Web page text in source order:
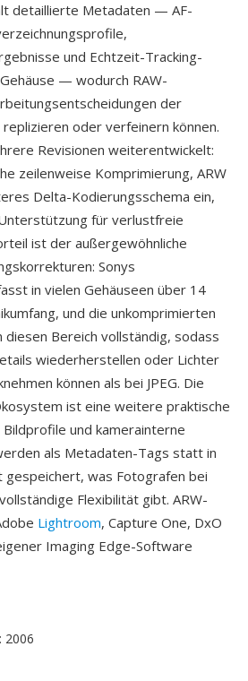
detaillierte Metadaten — AF-
und Echtzeit-Tracking-
— wodurch RAW-
der
replizieren oder verfeinern können.
Revisionen weiterentwickelt:
zeilenweise Komprimierung, ARW
Delta-Kodierungsschema ein,
für verlustfreie
ist der außergewöhnliche
Sonys
in vielen Gehäuseen über 14
und die unkomprimierten
diesen Bereich vollständig, sodass
wiederherstellen oder Lichter
können als bei JPEG. Die
ist eine weitere praktische
und kamerainterne
als Metadaten-Tags statt in
gespeichert, was Fotografen bei
Flexibilität gibt. ARW-
Lightroom, Capture One, DxO
Imaging Edge-Software
: 2006